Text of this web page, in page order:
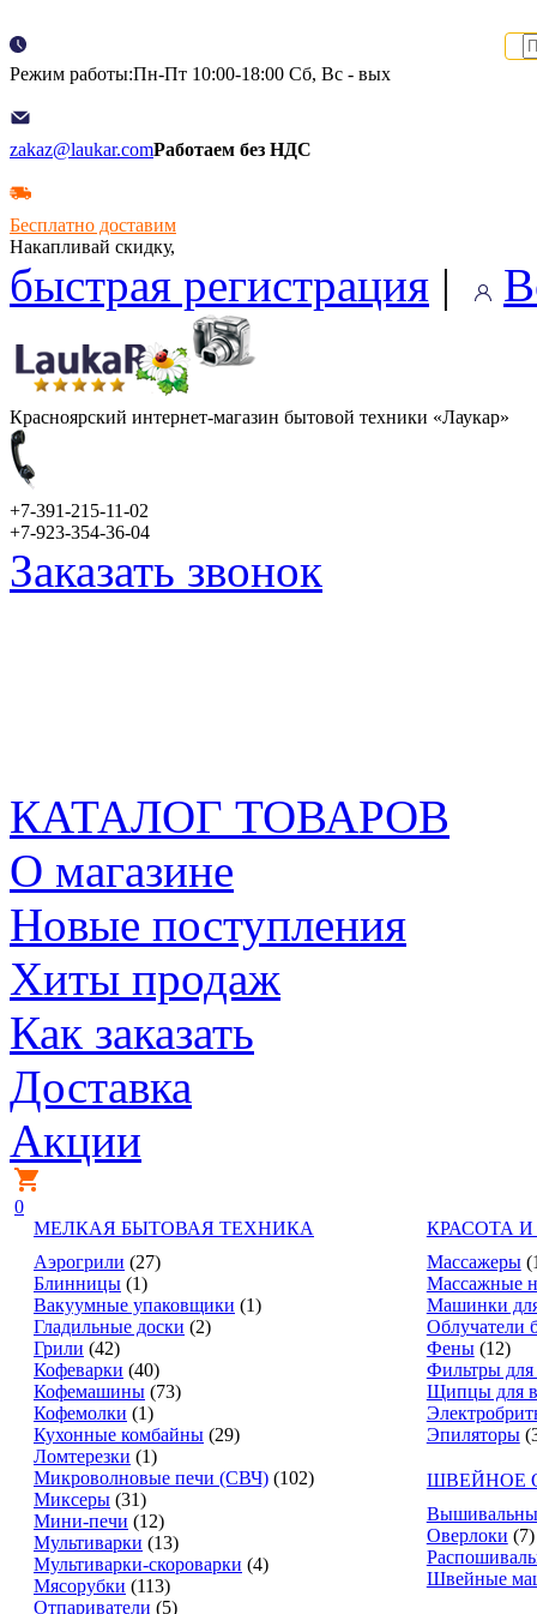
Режим работы:Пн-Пт 10:00-18:00 Сб, Вс - вых
zakaz@laukar.comРаботаем без НДС
Бесплатно доставим
Накапливай скидку,
быстрая регистрация |
Красноярский интернет-магазин бытовой техники «Лаукар»
+7-391-215-11-02
+7-923-354-36-04
Заказать звонок
КАТАЛОГ ТОВАРОВ
О магазине
Новые поступления
Хиты продаж
Как заказать
Доставка
Акции
0
МЕЛКАЯ БЫТОВАЯ ТЕХНИКА
Аэрогрили (27)
Блинницы (1)
Вакуумные упаковщики (1)
Гладильные доски (2)
Грили (42)
Кофеварки (40)
Кофемашины (73)
Кофемолки (1)
Кухонные комбайны (29)
Ломтерезки (1)
Микроволновые печи (СВЧ) (102)
Миксеры (31)
Мини-печи (12)
Мультиварки (13)
Мультиварки-скороварки (4)
Мясорубки (113)
Отпариватели (5)
КРАСОТА И
Массажеры
Массажные
Машинки
Облучатели
Фены (12)
Фильтры
Щипцы для
Эпиляторы
ШВЕЙНОЕ
Оверлоки (7)
Швейные